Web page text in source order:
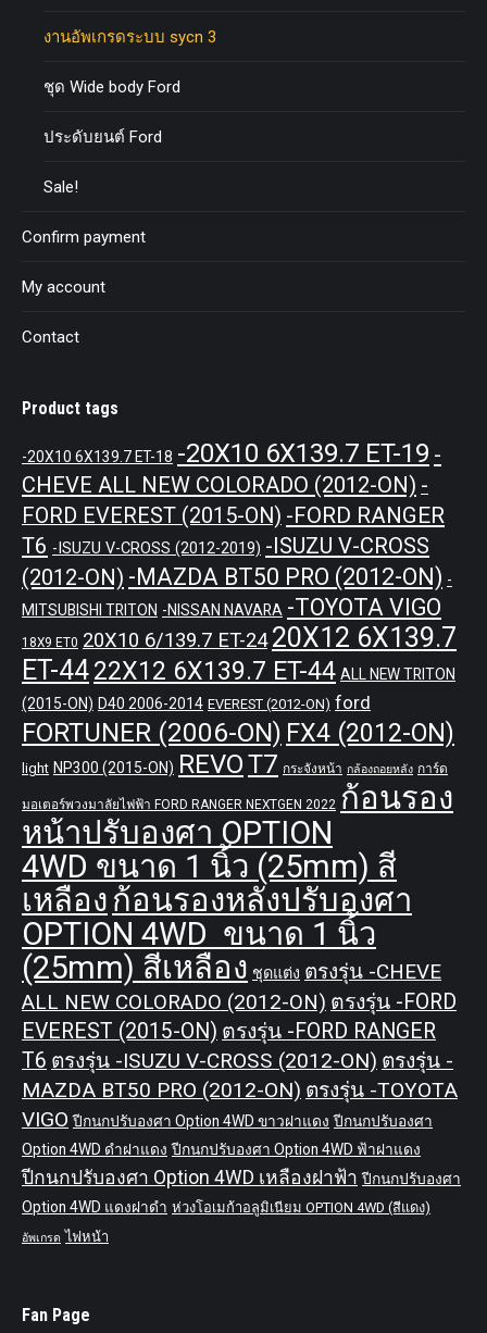
งานอัพเกรดระบบ sycn 3
ชุด Wide body Ford
ประดับยนต์ Ford
Sale!
Confirm payment
My account
Contact
Product tags
-20X10 6X139.7 ET-18 -20X10 6X139.7 ET-19 -
CHEVE ALL NEW COLORADO (2012-ON) -
FORD EVEREST (2015-ON) -FORD RANGER
T6 -ISUZU V-CROSS (2012-2019) -ISUZU V-CROSS
(2012-ON) -MAZDA BT50 PRO (2012-ON) -
MITSUBISHI TRITON -NISSAN NAVARA -TOYOTA VIGO
18X9 ET0 20X10 6/139.7 ET-24 20X12 6X139.7
ET-4422X12 6X139.7 ET-44 ALL NEW TRITON
(2015-ON) D40 2006-2014 EVEREST (2012-ON) ford
FORTUNER (2006-ON) FX4 (2012-ON)
light NP300 (2015-ON) REVOT7 กระจังหน้า กล้องถอยหลัง การ์ด
มอเตอร์พวงมาลัยไฟฟ้า FORD RANGER NEXTGEN 2022 ก้อนรอง
หน้าปรับองศา OPTION
4WD ขนาด 1 นิ้ว (25mm) สี
เหลือง ก้อนรองหลังปรับองศา
OPTION 4WD ขนาด 1 นิ้ว
(25mm) สีเหลือง ชุดแต่ง ตรงรุ่น -CHEVE
ALL NEW COLORADO (2012-ON) ตรงรุ่น -FORD
EVEREST (2015-ON) ตรงรุ่น -FORD RANGER
T6 ตรงรุ่น -ISUZU V-CROSS (2012-ON) ตรงรุ่น -
MAZDA BT50 PRO (2012-ON) ตรงรุ่น -TOYOTA
VIGO ปีกนกปรับองศา Option 4WD ขาวฝาแดง ปีกนกปรับองศา
Option 4WD ดำฝาแดง ปีกนกปรับองศา Option 4WD ฟ้าฝาแดง
ปีกนกปรับองศา Option 4WD เหลืองฝาฟ้า ปีกนกปรับองศา
Option 4WD แดงฝาดำ ห่วงโอเมก้าอลูมิเนียม OPTION 4WD (สีแดง)
อัพเกรด ไฟหน้า
Fan Page